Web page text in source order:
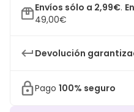
Envíos sólo a 2,99€.
49,00€
Devolución
Pago 100% seguro